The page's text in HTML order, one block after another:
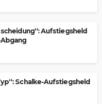
Aufstiegsheld
Schalke-Aufstiegsheld